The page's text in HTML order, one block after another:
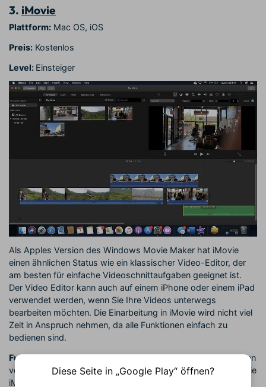
3. iMovie
Plattform: Mac OS, iOS
Preis: Kostenlos
Level: Einsteiger
Als Apples Version des Windows Movie Maker hat iMovie
einen ähnlichen Status wie ein klassischer Video-Editor, der
am besten für einfache Videoschnittaufgaben geeignet ist.
Der Video Editor kann auch auf einem iPhone oder einem iPad
verwendet werden, wenn Sie Ihre Videos unterwegs
bearbeiten möchten. Die Einarbeitung in iMovie wird nicht viel
Zeit in Anspruch nehmen, da alle Funktionen einfach zu
bedienen sind.
Funktionen:Das Bearbeiten von 4K-Videos oder das Erstellen
von Abspann oder Titel sind nur einige der vielen Optionen, die
iMovie bietet. Für das Hinzufügen von Übergängen, das
Diese Seite in „Google Play“ öffnen?